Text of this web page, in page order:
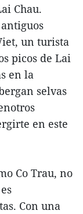
Chau.
un turista
picos de Lai
en la
selvas
en este
Co Trau, no
Con una